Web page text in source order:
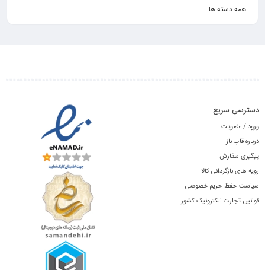
همه دسته ها
دسترسی سریع
ورود / عضویت
درباره قاب باز
پیگیری سفارش
رویه های بازگردانی کالا
سیاست حفظ حریم خصوصی
قوانین تجارت الکترونیک کشور